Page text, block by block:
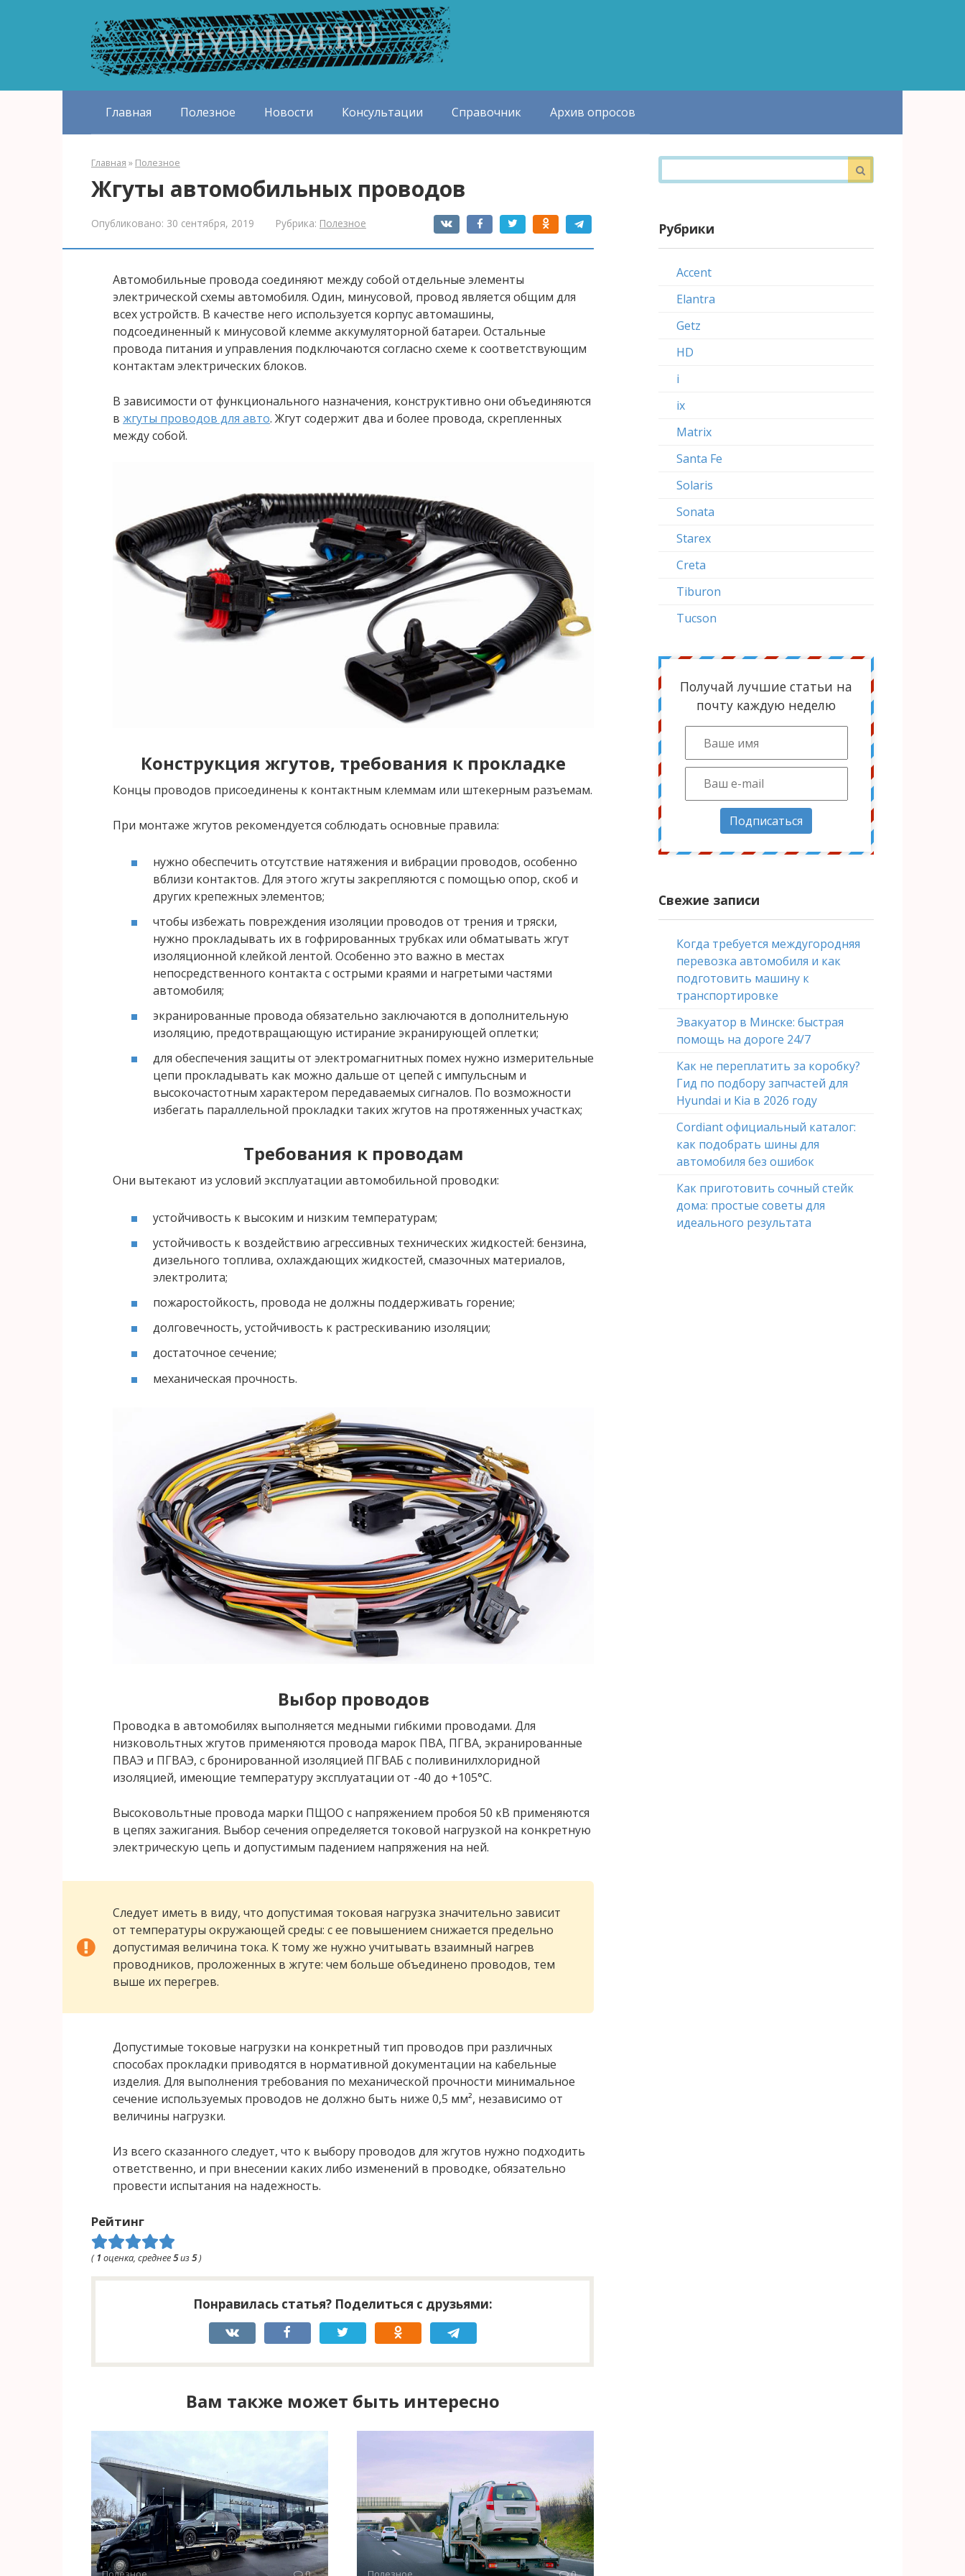
Главная Полезное Новости Консультации Справочник Архив опросов
Главная » Полезное
Жгуты автомобильных проводов
Опубликовано: 30 сентября, 2019 Рубрика: Полезное
Автомобильные провода соединяют между собой отдельные элементы
электрической схемы автомобиля. Один, минусовой, провод является общим для
всех устройств. В качестве него используется корпус автомашины,
подсоединенный к минусовой клемме аккумуляторной батареи. Остальные
провода питания и управления подключаются согласно схеме к соответствующим
контактам электрических блоков.
В зависимости от функционального назначения, конструктивно они объединяются
в жгуты проводов для авто. Жгут содержит два и более провода, скрепленных
между собой.
Конструкция жгутов, требования к прокладке
Концы проводов присоединены к контактным клеммам или штекерным разъемам.
При монтаже жгутов рекомендуется соблюдать основные правила:
нужно обеспечить отсутствие натяжения и вибрации проводов, особенно
вблизи контактов. Для этого жгуты закрепляются с помощью опор, скоб и
других крепежных элементов;
чтобы избежать повреждения изоляции проводов от трения и тряски,
нужно прокладывать их в гофрированных трубках или обматывать жгут
изоляционной клейкой лентой. Особенно это важно в местах
непосредственного контакта с острыми краями и нагретыми частями
автомобиля;
экранированные провода обязательно заключаются в дополнительную
изоляцию, предотвращающую истирание экранирующей оплетки;
для обеспечения защиты от электромагнитных помех нужно измерительные
цепи прокладывать как можно дальше от цепей с импульсным и
высокочастотным характером передаваемых сигналов. По возможности
избегать параллельной прокладки таких жгутов на протяженных участках;
Требования к проводам
Они вытекают из условий эксплуатации автомобильной проводки:
устойчивость к высоким и низким температурам;
устойчивость к воздействию агрессивных технических жидкостей: бензина,
дизельного топлива, охлаждающих жидкостей, смазочных материалов,
электролита;
пожаростойкость, провода не должны поддерживать горение;
долговечность, устойчивость к растрескиванию изоляции;
достаточное сечение;
механическая прочность.
Выбор проводов
Проводка в автомобилях выполняется медными гибкими проводами. Для
низковольтных жгутов применяются провода марок ПВА, ПГВА, экранированные
ПВАЭ и ПГВАЭ, с бронированной изоляцией ПГВАБ с поливинилхлоридной
изоляцией, имеющие температуру эксплуатации от -40 до +105°С.
Высоковольтные провода марки ПЩОО с напряжением пробоя 50 кВ применяются
в цепях зажигания. Выбор сечения определяется токовой нагрузкой на конкретную
электрическую цепь и допустимым падением напряжения на ней.
Следует иметь в виду, что допустимая токовая нагрузка значительно зависит
от температуры окружающей среды: с ее повышением снижается предельно
допустимая величина тока. К тому же нужно учитывать взаимный нагрев
проводников, проложенных в жгуте: чем больше объединено проводов, тем
выше их перегрев.
Допустимые токовые нагрузки на конкретный тип проводов при различных
способах прокладки приводятся в нормативной документации на кабельные
изделия. Для выполнения требования по механической прочности минимальное
сечение используемых проводов не должно быть ниже 0,5 мм², независимо от
величины нагрузки.
Из всего сказанного следует, что к выбору проводов для жгутов нужно подходить
ответственно, и при внесении каких либо изменений в проводке, обязательно
провести испытания на надежность.
Рейтинг
( 1 оценка, среднее5из5)
Понравилась статья? Поделиться с друзьями:
Вам также может быть интересно
Поиск:
Рубрики
Accent
Elantra
Getz
HD
i
ix
Matrix
Santa Fe
Solaris
Sonata
Starex
Creta
Tiburon
Tucson
Получай лучшие статьи на
почту каждую неделю
Подписаться
Свежие записи
Когда требуется междугородняя
перевозка автомобиля и как
подготовить машину к
транспортировке
Эвакуатор в Минске: быстрая
помощь на дороге 24/7
Как не переплатить за коробку?
Гид по подбору запчастей для
Hyundai и Kia в 2026 году
Cordiant официальный каталог:
как подобрать шины для
автомобиля без ошибок
Как приготовить сочный стейк
дома: простые советы для
идеального результата